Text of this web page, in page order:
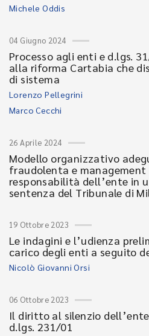
Michele Oddis
04 Giugno 2024
Processo agli enti e d.lgs.
alla riforma Cartabia che
di sistema
Lorenzo Pellegrini
Marco Cecchi
26 Aprile 2024
Modello organizzativo
fraudolenta e management
responsabilità dell’ente in
sentenza del Tribunale di
19 Ottobre 2023
Le indagini e l’udienza
carico degli enti a seguito
Nicolò Giovanni Orsi
06 Ottobre 2023
Il diritto al silenzio
d.lgs. 231/01